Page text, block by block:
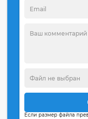
Если размер файла